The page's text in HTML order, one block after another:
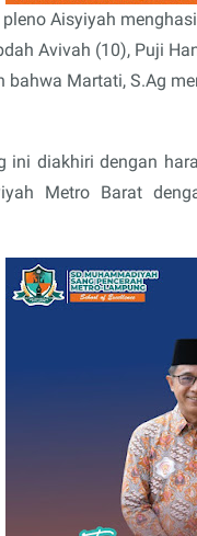
Aisyiyah
Avivah (10), Puji
bahwa Martati, S.Ag
ini diakhiri dengan
Metro Barat